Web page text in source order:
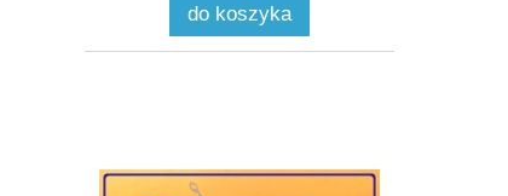
(ZK-133)
do koszyka